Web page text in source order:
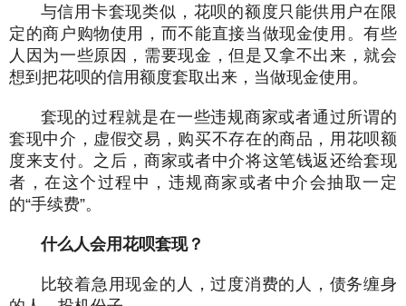
与信用卡套现类似，花呗的额度只能供用户在限
定的商户购物使用，而不能直接当做现金使用。有些
人因为一些原因，需要现金，但是又拿不出来，就会
想到把花呗的信用额度套取出来，当做现金使用。
套现的过程就是在一些违规商家或者通过所谓的
套现中介，虚假交易，购买不存在的商品，用花呗额
度来支付。之后，商家或者中介将这笔钱返还给套现
者，在这个过程中，违规商家或者中介会抽取一定
的“手续费”。
什么人会用花呗套现？
比较着急用现金的人，过度消费的人，债务缠身